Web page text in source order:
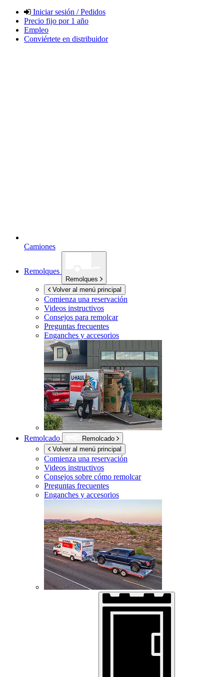
Iniciar sesión / Pedidos
Precio fijo por 1 año
Empleo
Conviértete en distribuidor
Camiones
Remolques
Remolques
Volver al menú principal
Comienza una reservación
Videos instructivos
Consejos para remolcar
Preguntas frecuentes
Enganches y accesorios
Remolcado
Remolcado
Volver al menú principal
Comienza una reservación
Videos instructivos
Consejos sobre cómo remolcar
Preguntas frecuentes
Enganches y accesorios